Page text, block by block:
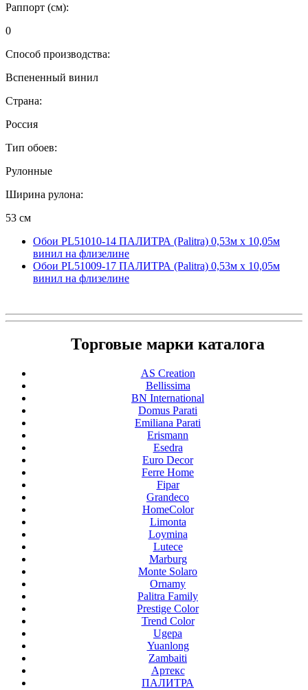
Раппорт (см):
0
Способ производства:
Вспененный винил
Страна:
Россия
Тип обоев:
Рулонные
Ширина рулона:
53 см
Обои PL51010-14 ПАЛИТРА (Palitra) 0,53м x 10,05м
винил на флизелине
Обои PL51009-17 ПАЛИТРА (Palitra) 0,53м x 10,05м
винил на флизелине
Торговые марки каталога
AS Creation
Bellissima
BN International
Domus Parati
Emiliana Parati
Erismann
Esedra
Euro Decor
Ferre Home
Fipar
Grandeco
HomeColor
Limonta
Loymina
Lutece
Marburg
Monte Solaro
Ornamy
Palitra Family
Prestige Color
Trend Color
Ugepa
Yuanlong
Zambaiti
Артекс
ПАЛИТРА